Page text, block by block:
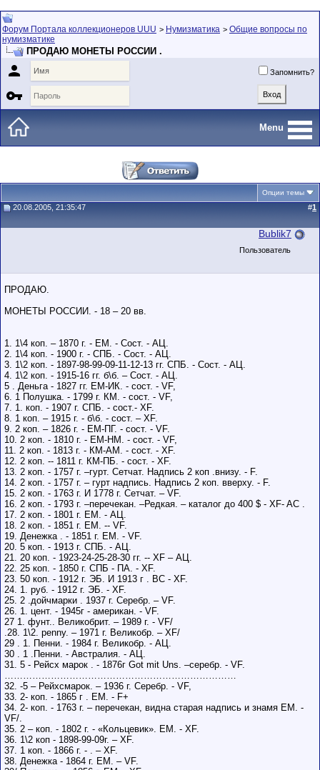
Форум Портала коллекционеров UUU > Нумизматика > Общие вопросы по
нумизматике
ПРОДАЮ МОНЕТЫ РОССИИ .
 Запомнить?

Menu
Опции темы
20.08.2005, 21:35:47 #1
Bublik7
Пользователь
ПРОДАЮ.
МОНЕТЫ РОССИИ. - 18 – 20 вв.
1. 1\4 коп. – 1870 г. - ЕМ. - Сост. - АЦ.
2. 1\4 коп. - 1900 г. - СПБ. - Сост. - АЦ.
3. 1\2 коп. - 1897-98-99-09-11-12-13 гг. СПБ. - Сост. - АЦ.
4. 1\2 коп. - 1915-16 гг. б\б. – Сост. - АЦ.
5 . Деньга - 1827 гг. ЕМ-ИК. - сост. - VF,
6. 1 Полушка. - 1799 г. КМ. - сост. - VF,
7. 1. коп. - 1907 г. СПБ. - сост.- XF.
8. 1 коп. – 1915 г. - б\б. - сост. – XF.
9. 2 коп. – 1826 г. - ЕМ-ПГ. - сост. - VF.
10. 2 коп. - 1810 г. - ЕМ-НМ. - сост. - VF,
11. 2 коп. - 1813 г. - КМ-АМ. - сост. - XF.
12. 2 коп. -- 1811 г. КМ-ПБ. - сост. - XF.
13. 2 коп. - 1757 г. –гурт. Сетчат. Надпись 2 коп .внизу. - F.
14. 2 коп. - 1757 г. – гурт надпись. Надпись 2 коп. вверху. - F.
15. 2 коп. - 1763 г. И 1778 г. Сетчат. – VF.
16. 2 коп. - 1793 г. –перечекан. –Редкая. – каталог до 400 $ - XF- AC .
17. 2 коп. - 1801 г. ЕМ. - АЦ.
18. 2 коп. - 1851 г. ЕМ. -- VF.
19. Денежка . - 1851 г. ЕМ. - VF.
20. 5 коп. - 1913 г. СПБ. - АЦ.
21. 20 коп. - 1923-24-25-28-30 гг. -- XF – АЦ.
22. 25 коп. - 1850 г. СПБ - ПА. - XF.
23. 50 коп. - 1912 г. ЭБ. И 1913 г . ВС - XF.
24. 1. руб. - 1912 г. ЭБ. - XF.
25. 2 .дойчмарки . 1937 г. Серебр. – VF.
26. 1. цент. - 1945г - американ. - VF.
27 1. фунт.. Великобрит. – 1989 г. - VF/
.28. 1\2. penny. – 1971 г. Великобр. – XF/
29 . 1. Пенни. - 1984 г. Великобр. - АЦ.
30 . 1 .Пенни. - Австралия. - АЦ.
31. 5 - Рейсх марок . - 1876г Got mit Uns. –серебр. - VF.
…………………………………………………………………
32. -5 – Рейхсмарок. – 1936 г. Серебр. - VF,
33. 2- коп. - 1865 г . ЕМ. - F+
34. 2- коп. - 1763 г. – перечекан, видна старая надпись и знамя ЕМ. -
VF/.
35. 2 – коп. - 1802 г. - «Кольцевик». ЕМ. - XF.
36. 1\2 коп - 1898-99-09г. – XF.
37. 1 коп. - 1866 г. - . – XF.
38. Денежка - 1864 г. ЕМ. – VF.